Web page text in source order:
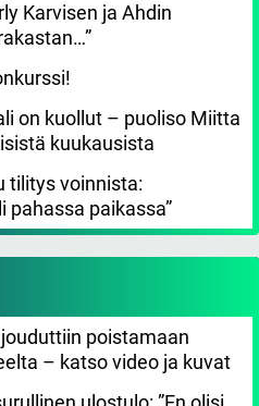
Karvisen ja Ahdin
on kuollut – puoliso Miitta
kuukausista
tilitys voinnista:
pahassa paikassa”
poistamaan
– katso video ja kuvat